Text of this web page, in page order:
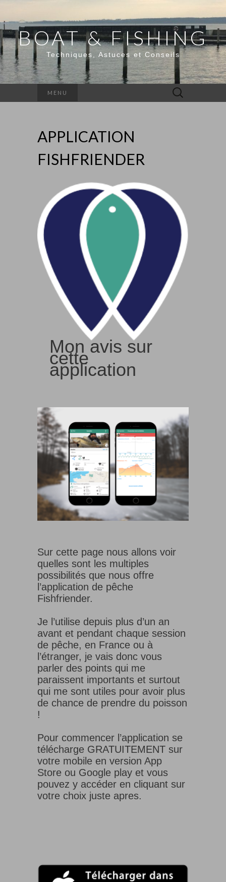
BOAT & FISHING
Techniques, Astuces et Conseils
MENU Rechercher :
APPLICATION
FISHFRIENDER
Mon avis sur
cette
application
Sur cette page nous allons voir
quelles sont les multiples
possibilités que nous offre
l’application de pêche
Fishfriender.
Je l’utilise depuis plus d’un an
avant et pendant chaque session
de pêche, en France ou à
l’étranger, je vais donc vous
parler des points qui me
paraissent importants et surtout
qui me sont utiles pour avoir plus
de chance de prendre du poisson
!
Pour commencer l’application se
télécharge GRATUITEMENT sur
votre mobile en version App
Store ou Google play et vous
pouvez y accéder en cliquant sur
votre choix juste apres.